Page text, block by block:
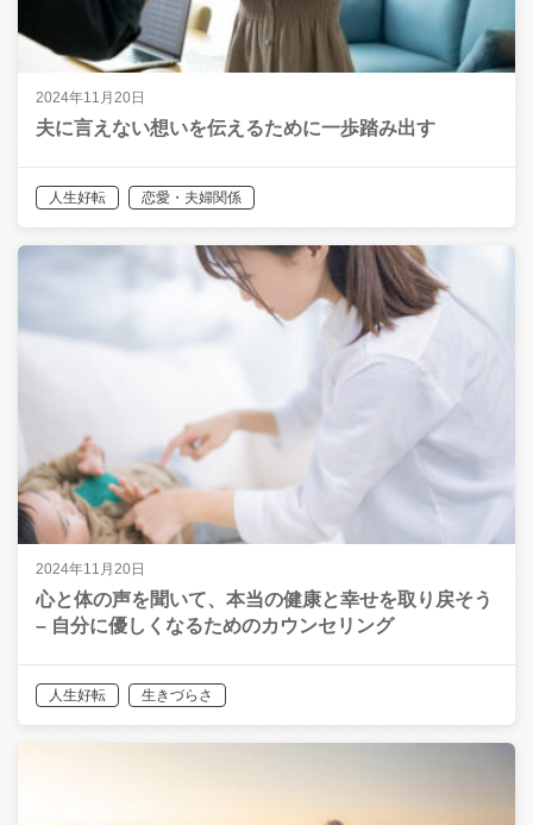
2024年11月20日
夫に言えない想いを伝えるために一歩踏み出す
人生好転 恋愛・夫婦関係
2024年11月20日
心と体の声を聞いて、本当の健康と幸せを取り戻そう
– 自分に優しくなるためのカウンセリング
人生好転 生きづらさ